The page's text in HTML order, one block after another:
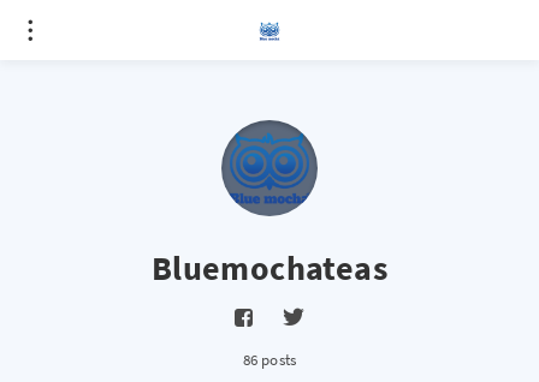
Bluemochateas
86 posts